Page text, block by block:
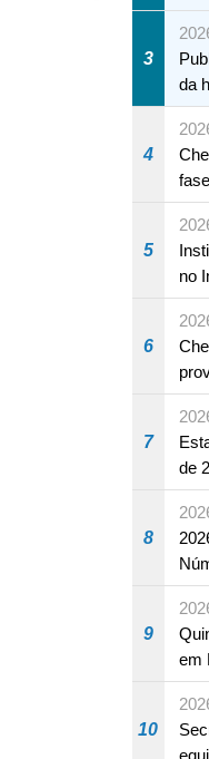
3
da
4
5
no
6
em
7
de
8
18
9
em
10